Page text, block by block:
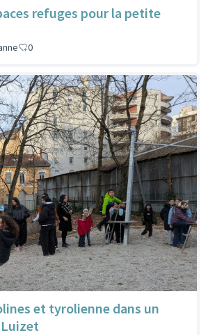
refuges pour la petite
0
et tyrolienne dans un